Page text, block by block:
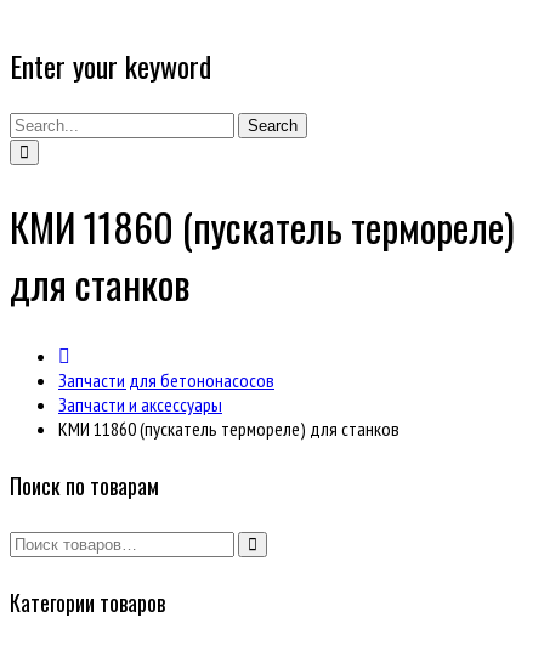
Enter your keyword
Search
КМИ 11860 (пускатель термореле)
для станков
Запчасти для бетононасосов
Запчасти и аксессуары
КМИ 11860 (пускатель термореле) для станков
Поиск по товарам
Категории товаров